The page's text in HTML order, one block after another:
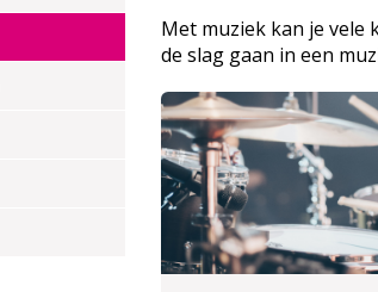
Met muziek kan je vele
de slag gaan in een